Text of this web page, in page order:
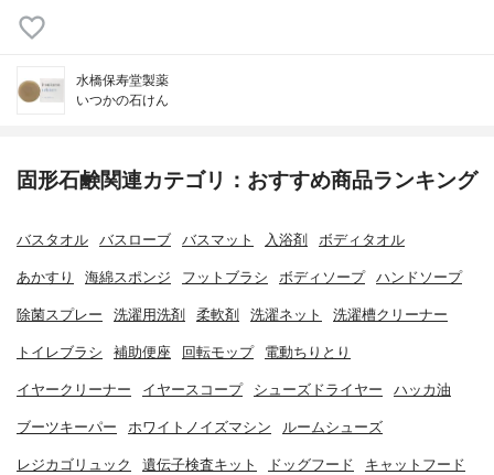
水橋保寿堂製薬
いつかの石けん
固形石鹸関連カテゴリ：おすすめ商品ランキング
バスタオル バスローブ バスマット 入浴剤 ボディタオル
あかすり 海綿スポンジ フットブラシ ボディソープ ハンドソープ
除菌スプレー 洗濯用洗剤 柔軟剤 洗濯ネット 洗濯槽クリーナー
トイレブラシ 補助便座 回転モップ 電動ちりとり
イヤークリーナー イヤースコープ シューズドライヤー ハッカ油
ブーツキーパー ホワイトノイズマシン ルームシューズ
レジカゴリュック 遺伝子検査キット ドッグフード キャットフード